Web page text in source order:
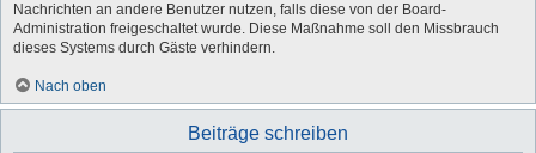
Nachrichten an andere Benutzer nutzen, falls diese von der Board-
Administration freigeschaltet wurde. Diese Maßnahme soll den Missbrauch
dieses Systems durch Gäste verhindern.
Nach oben
Beiträge schreiben